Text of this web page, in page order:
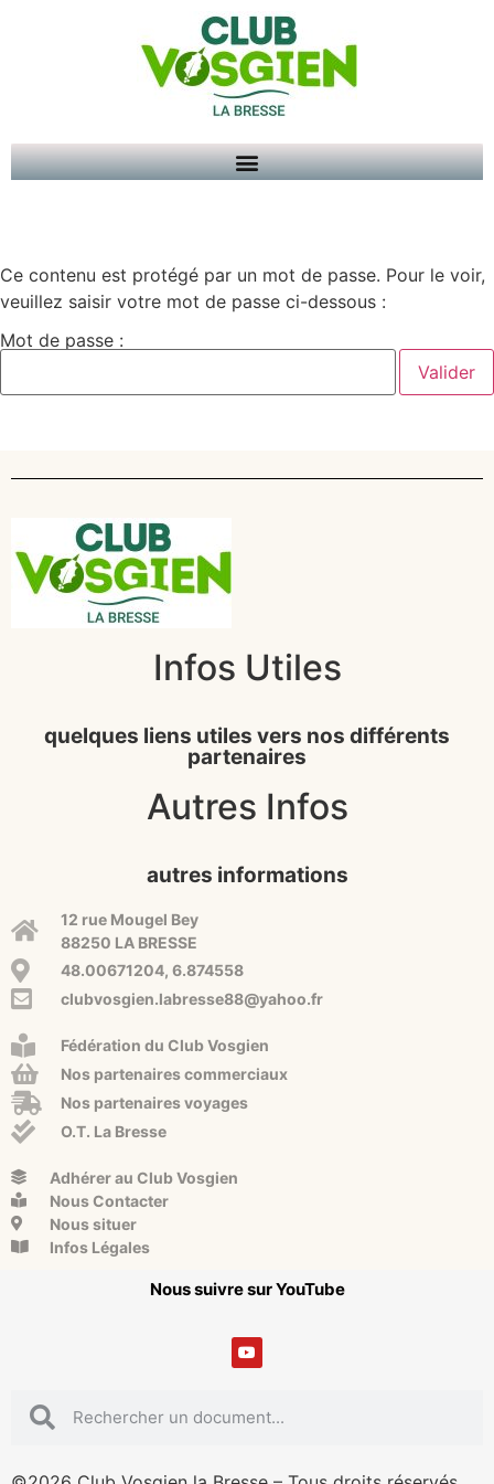
Ce contenu est protégé par un mot de passe. Pour le voir,
veuillez saisir votre mot de passe ci-dessous :
Mot de passe :
Infos Utiles
quelques liens utiles vers nos différents
partenaires
Autres Infos
autres informations
12 rue Mougel Bey
88250 LA BRESSE
48.00671204, 6.874558
clubvosgien.labresse88@yahoo.fr
Fédération du Club Vosgien
Nos partenaires commerciaux
Nos partenaires voyages
O.T. La Bresse
Adhérer au Club Vosgien
Nous Contacter
Nous situer
Infos Légales
Nous suivre sur YouTube